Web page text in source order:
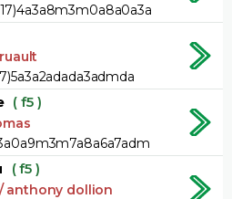
( f5 )
( f5 )
anthony dollion